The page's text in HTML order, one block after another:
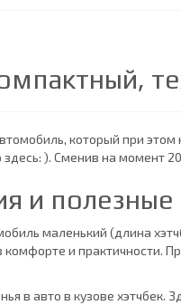
который при
). Сменив на момент
и полезные
маленький (длина
комфорте и практичности.
в авто в кузове